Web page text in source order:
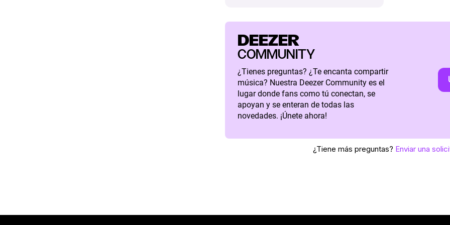
DEEZER
COMMUNITY
¿Tienes preguntas? ¿Te encanta compartir
música? Nuestra Deezer Community es el
lugar donde fans como tú conectan, se
apoyan y se enteran de todas las
novedades. ¡Únete ahora!
¿Tiene más preguntas? Enviar una